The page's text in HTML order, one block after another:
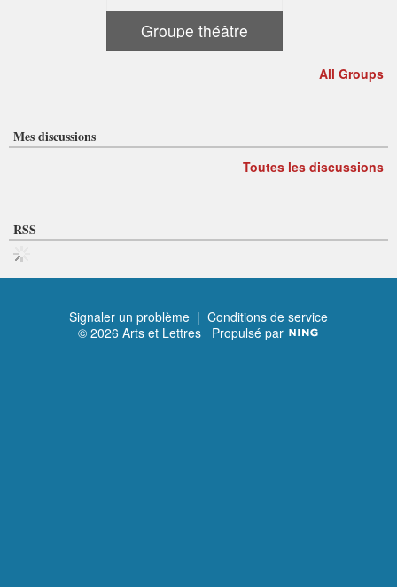
Groupe théâtre
All Groups
Mes discussions
Toutes les discussions
RSS
Signaler un problème | Conditions de service
© 2026 Arts et Lettres Propulsé par